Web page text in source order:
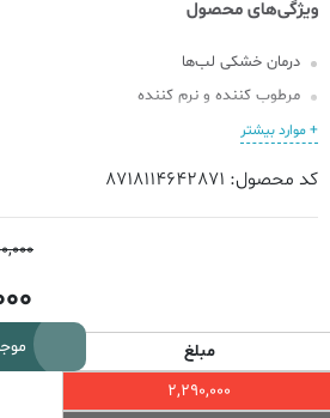
درمان خشکی لب‌ها
مرطوب کننده و نرم کننده
آبرسانی پوست لب‌ها
فرمولاسیون غیر چسبنده و غیر چرب
+ موارد بیشتر
کد محصول: 8718114642871
مبلغ
2,290,000